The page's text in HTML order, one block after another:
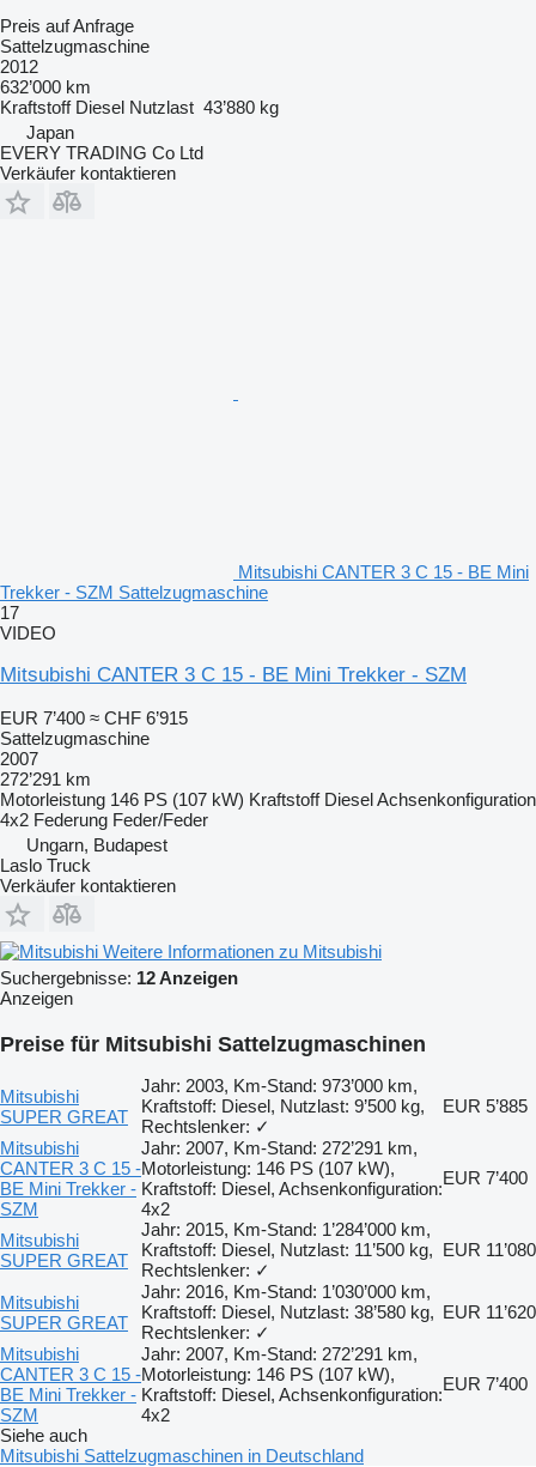
Preis auf Anfrage
Sattelzugmaschine
2012
632’000 km
Kraftstoff Diesel Nutzlast 43’880 kg
Japan
EVERY TRADING Co Ltd
Verkäufer kontaktieren
Mitsubishi CANTER 3 C 15 - BE Mini
Trekker - SZM Sattelzugmaschine
17
VIDEO
Mitsubishi CANTER 3 C 15 - BE Mini Trekker - SZM
EUR 7’400 ≈ CHF 6’915
Sattelzugmaschine
2007
272’291 km
Motorleistung 146 PS (107 kW) Kraftstoff DieselAchsenkonfiguration
4x2 Federung Feder/Feder
Ungarn, Budapest
Laslo Truck
Verkäufer kontaktieren
Weitere Informationen zu Mitsubishi
Suchergebnisse: 12 Anzeigen
Anzeigen
Preise für Mitsubishi Sattelzugmaschinen
Mitsubishi
SUPER GREAT
Jahr: 2003, Km-Stand: 973’000 km,
Kraftstoff: Diesel, Nutzlast: 9’500 kg,
Rechtslenker: ✓
EUR 5’885
Mitsubishi
CANTER 3 C 15 -
BE Mini Trekker -
SZM
Jahr: 2007, Km-Stand: 272’291 km,
Motorleistung: 146 PS (107 kW),
Kraftstoff: Diesel, Achsenkonfiguration:
4x2
EUR 7’400
Mitsubishi
SUPER GREAT
Jahr: 2015, Km-Stand: 1’284’000 km,
Kraftstoff: Diesel, Nutzlast: 11’500 kg,
Rechtslenker: ✓
EUR 11’080
Mitsubishi
SUPER GREAT
Jahr: 2016, Km-Stand: 1’030’000 km,
Kraftstoff: Diesel, Nutzlast: 38’580 kg,
Rechtslenker: ✓
EUR 11’620
Mitsubishi
CANTER 3 C 15 -
BE Mini Trekker -
SZM
Jahr: 2007, Km-Stand: 272’291 km,
Motorleistung: 146 PS (107 kW),
Kraftstoff: Diesel, Achsenkonfiguration:
4x2
EUR 7’400
Siehe auch
Mitsubishi Sattelzugmaschinen in Deutschland